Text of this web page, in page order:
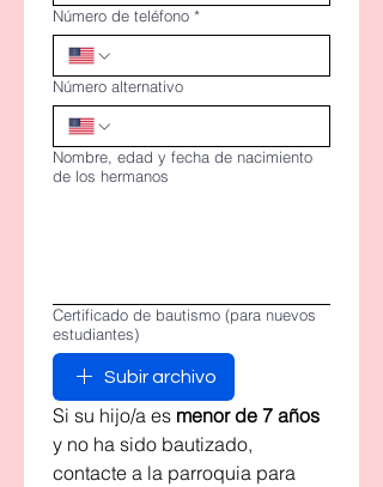
Número de teléfono *
Número alternativo
Nombre, edad y fecha de nacimiento
de los hermanos
Certificado de bautismo (para nuevos
estudiantes)
Subir archivo
Si su hijo/a es menor de 7 años
y no ha sido bautizado,
contacte a la parroquia para